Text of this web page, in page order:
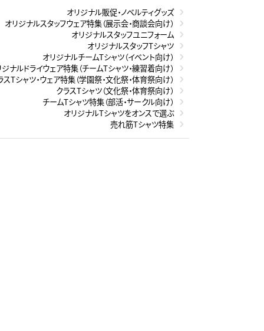
オリジナル販促・ノベルティグッズ
オリジナルスタッフウェア特集（展示会・商談会向け）
オリジナルスタッフユニフォーム
オリジナルスタッフTシャツ
オリジナルチームTシャツ（イベント向け）
ナルドライウェア特集（チームTシャツ・練習着向け）
Tシャツ・ウェア特集（学園祭・文化祭・体育祭向け）
クラスTシャツ（文化祭・体育祭向け）
チームTシャツ特集（部活・サークル向け）
オリジナルTシャツをオンスで選ぶ
売れ筋Tシャツ特集